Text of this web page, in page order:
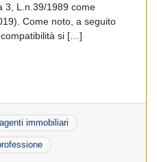
3, L.n.39/1989 come
Come noto, a seguito
si […]
immobiliari